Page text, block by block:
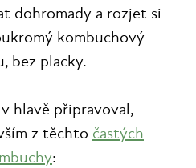
dohromady a rozjet si
kombuchový
bez placky.
hlavě připravoval,
z těchto častých
: